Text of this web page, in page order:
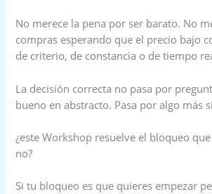
No merece la pena por ser barato. No
compras esperando que el precio bajo
de criterio, de constancia o de tiempo
La decisión correcta no pasa por
bueno en abstracto. Pasa por algo más
¿este Workshop resuelve el bloqueo
no?
Si tu bloqueo es que quieres empezar